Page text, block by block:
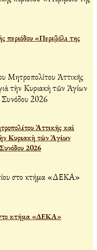
«Περιβόλι της
Ἀττικῆς καὶ
Κυριακὴ τῶν Ἁγίων
2026
στο κτήμα «ΔΕΚΑ»